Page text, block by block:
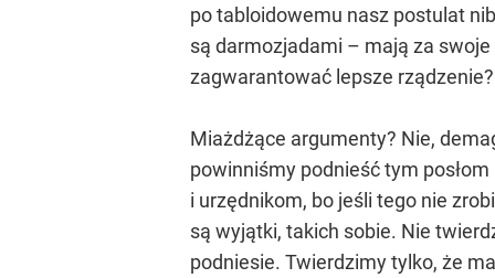
po tabloidowemu nasz postulat
są darmozjadami – mają za
zagwarantować lepsze rządzenie?
Miażdżące argumenty? Nie,
powinniśmy podnieść tym
i urzędnikom, bo jeśli tego nie
są wyjątki, takich sobie. Nie
podniesie. Twierdzimy tylko, że